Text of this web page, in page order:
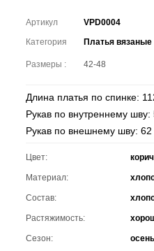
Артикул
VPD0004
Категория
Платья вязаные
Размеры : 42-48
Длина платья по спинке:
Рукав по внутреннему шву:
Рукав по внешнему шву: 62
Цвет:
Материал:
Состав:
Растяжимость:
Сезон: